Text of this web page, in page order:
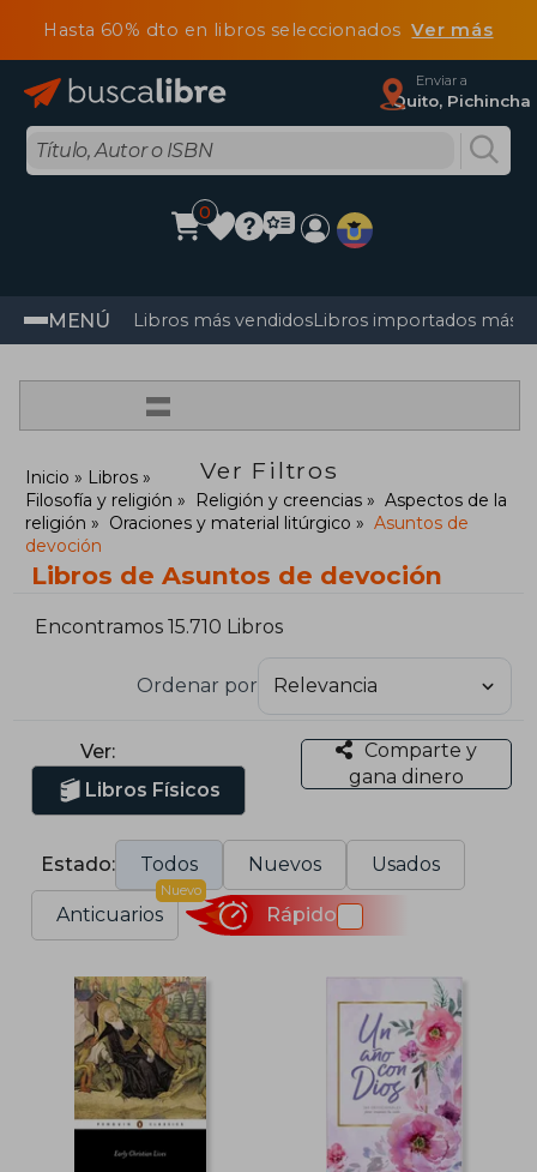
Hasta 60% dto en libros seleccionadosVer más
Enviar a
Quito, Pichincha
0
MENÚ Libros más vendidosLibros importados más
=
Ver Filtros
Inicio
Libros
Filosofía y religión
Religión y creencias
Aspectos de la
religión
Oraciones y material litúrgico
Asuntos de
devoción
Libros de Asuntos de devoción
Encontramos 15.710 Libros
Ordenar por
Ver:
Libros Físicos
Comparte y
gana dinero
Estado: Todos Nuevos Usados
Anticuarios
Nuevo
Rápido